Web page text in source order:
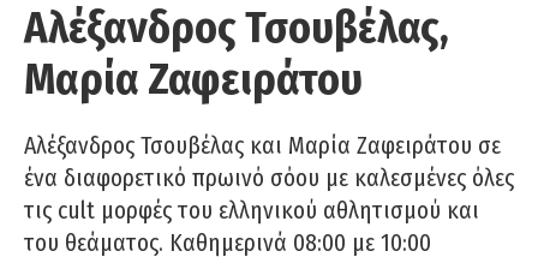
Αλέξανδρος Τσουβέλας,
Μαρία Ζαφειράτου
Αλέξανδρος Τσουβέλας και Μαρία Ζαφειράτου σε
ένα διαφορετικό πρωινό σόου με καλεσμένες όλες
τις cult μορφές του ελληνικού αθλητισμού και
του θεάματος. Καθημερινά 08:00 με 10:00